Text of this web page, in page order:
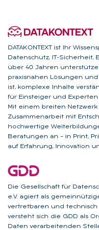
DATAKONTEXT ist Ihr
Datenschutz, IT-Sicherheit,
über 40 Jahren
praxisnahen Lösungen und
ist, komplexe Inhalte
für Einsteiger und
Mit einem breiten
Zusammenarbeit mit
hochwertige
Beratungen an – in Print,
auf Erfahrung, Innovation
Die Gesellschaft für
e.V. agiert als
vertretbaren und technisch
versteht sich die GDD als
Daten verarbeitenden